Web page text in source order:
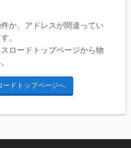
か、アドレスが間違ってい
。
ロードトップページから物
ードトップページへ